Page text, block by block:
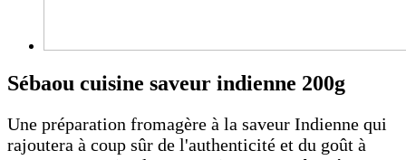
Sébaou cuisine saveur indienne 200g
Une préparation fromagère à la saveur Indienne qui
rajoutera à coup sûr de l'authenticité et du goût à